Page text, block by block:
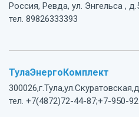
Россия, Ревда, ул. Энгельса ,
тел. 89826333393
ТулаЭнергоКомплект
тел. +7(4872)72-44-87;+7-950-